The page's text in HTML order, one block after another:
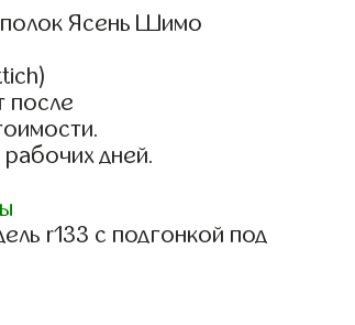
Ясень Шимо
после
дней.
r133 с подгонкой под